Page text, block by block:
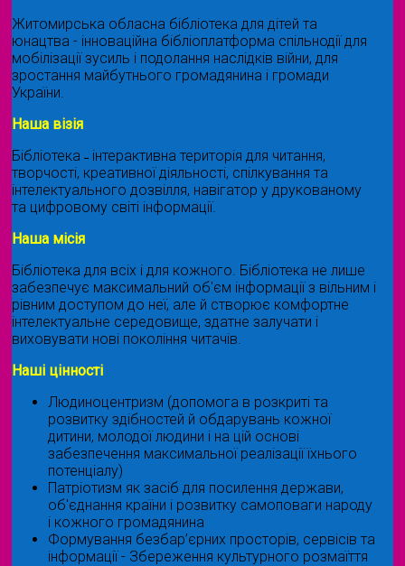
Житомирська обласна бібліотека для дітей та
юнацтва - інноваційна бібліоплатформа спільнодії для
мобілізації зусиль і подолання наслідків війни, для
зростання майбутнього громадянина і громади
України.
Наша візія
Бібліотека ˗ інтерактивна територія для читання,
творчості, креативної діяльності, спілкування та
інтелектуального дозвілля, навігатор у друкованому
та цифровому світі інформації.
Наша місія
Бібліотека для всіх і для кожного. Бібліотека не лише
забезпечує максимальний об'єм інформації з вільним і
рівним доступом до неї, але й створює комфортне
інтелектуальне середовище, здатне залучати і
виховувати нові покоління читачів.
Наші цінності
Людиноцентризм (допомога в розкриті та
розвитку здібностей й обдарувань кожної
дитини, молодої людини і на цій основі
забезпечення максимальної реалізації їхнього
потенціалу)
Патріотизм як засіб для посилення держави,
об'єднання країни і розвитку самоповаги народу
і кожного громадянина
Формування безбар’єрних просторів, сервісів та
інформації - Збереження культурного розмаїття